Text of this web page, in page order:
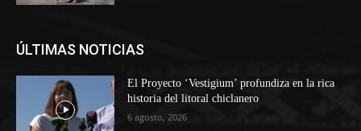
ÚLTIMAS NOTICIAS
El Proyecto ‘Vestigium’ profundiza en la rica
historia del litoral chiclanero
6 agosto, 2026